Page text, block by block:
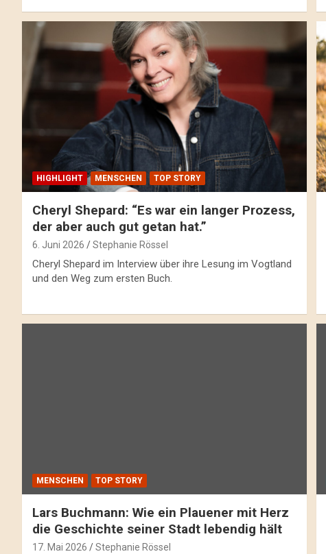
HIGHLIGHT MENSCHEN TOP STORY
Cheryl Shepard: “Es war ein langer Prozess,
der aber auch gut getan hat.”
6. Juni 2026 Stephanie Rössel
Cheryl Shepard im Interview über ihre Lesung im Vogtland
und den Weg zum ersten Buch.
MENSCHEN TOP STORY
Lars Buchmann: Wie ein Plauener mit Herz
die Geschichte seiner Stadt lebendig hält
17. Mai 2026 Stephanie Rössel